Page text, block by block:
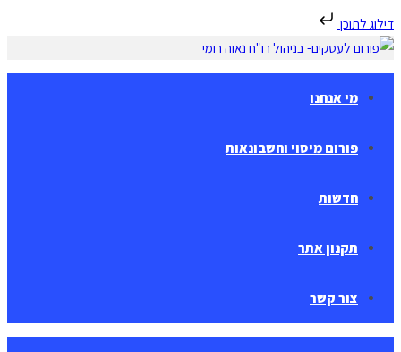
דילוג לתוכן
Skip
to
contentמי אנחנו
פורום מיסוי וחשבונאות
חדשות
תקנון אתר
צור קשר